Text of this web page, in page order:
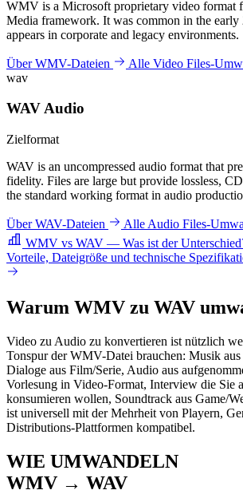
WMV is a Microsoft proprietary video format
Media framework. It was common in the early
appears in corporate and legacy environments.
Über WMV-Dateien
Alle Video Files-
wav
WAV Audio
Zielformat
WAV is an uncompressed audio format that
fidelity. Files are large but provide lossless,
the standard working format in audio
Über WAV-Dateien
Alle Audio Files-
WMV vs WAV — Was ist der
Vorteile, Dateigröße und technische
Warum WMV zu WAV
Video zu Audio zu konvertieren ist nützlich
Tonspur der WMV-Datei brauchen: Musik
Dialoge aus Film/Serie, Audio aus
Vorlesung in Video-Format, Interview die Sie
konsumieren wollen, Soundtrack aus Game/
ist universell mit der Mehrheit von Playern,
Distributions-Plattformen kompatibel.
WIE UMWANDELN
WMV → WAV